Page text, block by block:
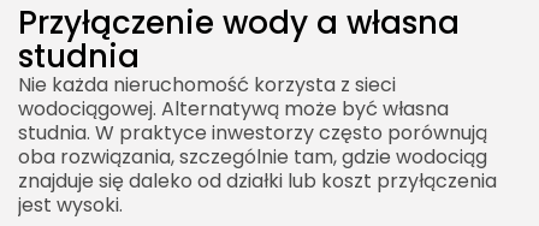
Przyłączenie wody a własna
studnia
Nie każda nieruchomość korzysta z sieci
wodociągowej. Alternatywą może być własna
studnia. W praktyce inwestorzy często porównują
oba rozwiązania, szczególnie tam, gdzie wodociąg
znajduje się daleko od działki lub koszt przyłączenia
jest wysoki.